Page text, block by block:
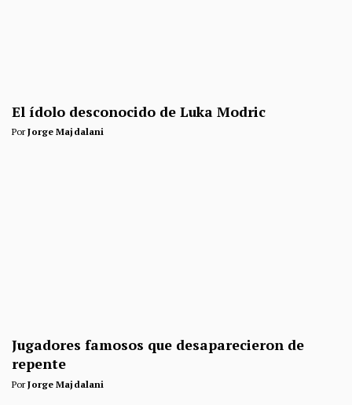
El ídolo desconocido de Luka Modric
PorJorge Majdalani
Jugadores famosos que desaparecieron de
repente
PorJorge Majdalani